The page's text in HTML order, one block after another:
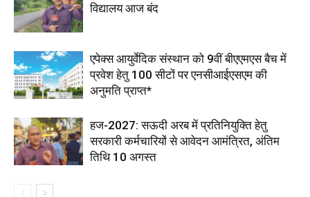
विद्यालय आज बंद
एपेक्स आयुर्वेदिक संस्थान को 9वीं बीएएमएस बैच में
प्रवेश हेतु 100 सीटों पर एनसीआईएसएम की
अनुमति प्राप्त*
हज-2027: सऊदी अरब में प्रतिनियुक्ति हेतु
सरकारी कर्मचारियों से आवेदन आमंत्रित, अंतिम
तिथि 10 अगस्त